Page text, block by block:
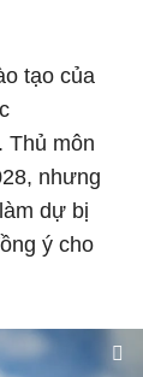
tạo của
Thủ môn
nhưng
dự bị
ý cho